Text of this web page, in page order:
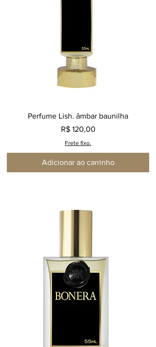
Perfume Lish. âmbar baunilha
Preço
R$ 120,00
Frete fixo.
Adicionar ao carrinho